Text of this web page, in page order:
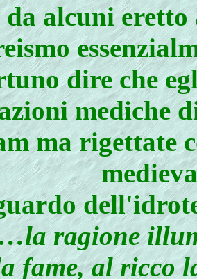
da alcuni
dire che
mediche
ma rigettate
…la ragione
fame, al ricco